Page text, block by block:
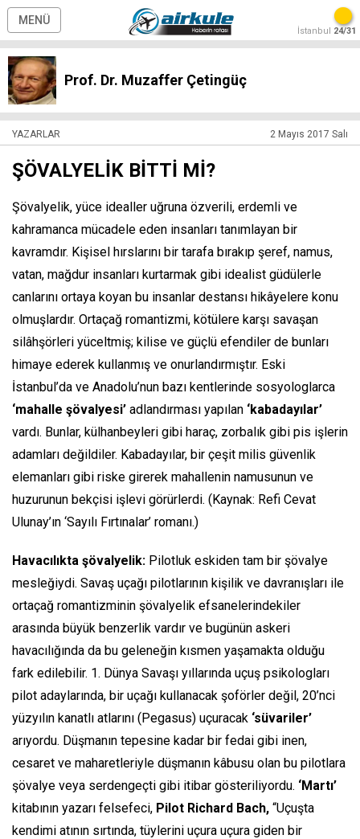
MENÜ
İstanbul 24/31
Prof. Dr. Muzaffer Çetingüç
YAZARLAR 2 Mayıs 2017 Salı
ŞÖVALYELİK BİTTİ Mİ?
Şövalyelik, yüce idealler uğruna özverili, erdemli ve
kahramanca mücadele eden insanları tanımlayan bir
kavramdır. Kişisel hırslarını bir tarafa bırakıp şeref, namus,
vatan, mağdur insanları kurtarmak gibi idealist güdülerle
canlarını ortaya koyan bu insanlar destansı hikâyelere konu
olmuşlardır. Ortaçağ romantizmi, kötülere karşı savaşan
silâhşörleri yüceltmiş; kilise ve güçlü efendiler de bunları
himaye ederek kullanmış ve onurlandırmıştır. Eski
İstanbul’da ve Anadolu’nun bazı kentlerinde sosyologlarca
‘mahalle şövalyesi’ adlandırması yapılan ‘kabadayılar’
vardı. Bunlar, külhanbeyleri gibi haraç, zorbalık gibi pis işlerin
adamları değildiler. Kabadayılar, bir çeşit milis güvenlik
elemanları gibi riske girerek mahallenin namusunun ve
huzurunun bekçisi işlevi görürlerdi. (Kaynak: Refi Cevat
Ulunay’ın ‘Sayılı Fırtınalar’ romanı.)
Havacılıkta şövalyelik: Pilotluk eskiden tam bir şövalye
mesleğiydi. Savaş uçağı pilotlarının kişilik ve davranışları ile
ortaçağ romantizminin şövalyelik efsanelerindekiler
arasında büyük benzerlik vardır ve bugünün askeri
havacılığında da bu geleneğin kısmen yaşamakta olduğu
fark edilebilir. 1. Dünya Savaşı yıllarında uçuş psikologları
pilot adaylarında, bir uçağı kullanacak şoförler değil, 20’nci
yüzyılın kanatlı atlarını (Pegasus) uçuracak ‘süvariler’
arıyordu. Düşmanın tepesine kadar bir fedai gibi inen,
cesaret ve maharetleriyle düşmanın kâbusu olan bu pilotlara
şövalye veya serdengeçti gibi itibar gösteriliyordu. ‘Martı’
kitabının yazarı felsefeci, Pilot Richard Bach, “Uçuşta
kendimi atının sırtında, tüylerini uçura uçura giden bir